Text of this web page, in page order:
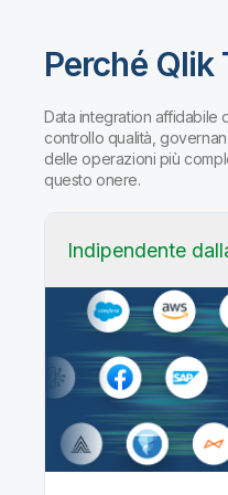
Perché Qlik
Data integration affidabile
controllo qualità,
delle operazioni più
questo onere.
Indipendente